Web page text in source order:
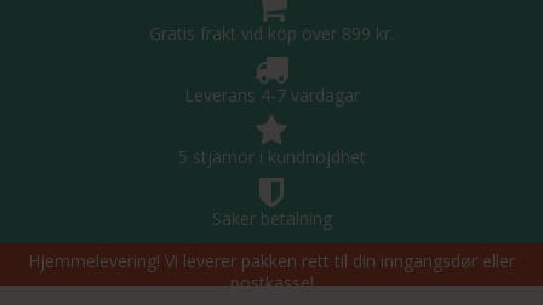
Gratis frakt vid köp över 899 kr.
Leverans 4-7 vardagar
5 stjärnor i kundnöjdhet
Säker betalning
Hjemmelevering! Vi leverer pakken rett til din inngangsdør eller
postkasse!